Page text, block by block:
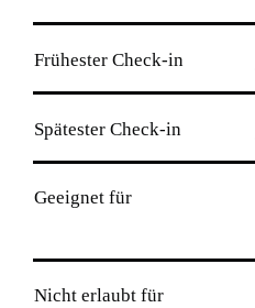
Frühester Check-in
Spätester Check-in
Geeignet für
Nicht erlaubt für